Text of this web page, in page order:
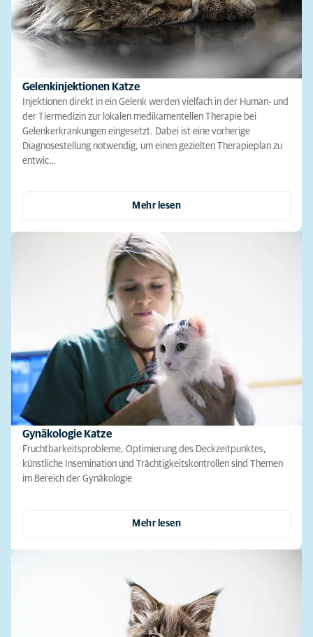
Gelenkinjektionen Katze
Injektionen direkt in ein Gelenk werden vielfach in der Human- und
der Tiermedizin zur lokalen medikamentellen Therapie bei
Gelenkerkrankungen eingesetzt. Dabei ist eine vorherige
Diagnosestellung notwendig, um einen gezielten Therapieplan zu
entwic…
Mehr lesen
Gynäkologie Katze
Fruchtbarkeitsprobleme, Optimierung des Deckzeitpunktes,
künstliche Insemination und Trächtigkeitskontrollen sind Themen
im Bereich der Gynäkologie
Mehr lesen